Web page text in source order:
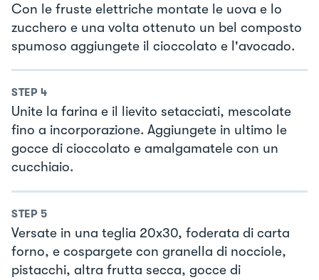
Con le fruste elettriche montate le uova e lo
zucchero e una volta ottenuto un bel composto
spumoso aggiungete il cioccolato e l'avocado.
STEP 4
Unite la farina e il lievito setacciati, mescolate
fino a incorporazione. Aggiungete in ultimo le
gocce di cioccolato e amalgamatele con un
cucchiaio.
STEP 5
Versate in una teglia 20x30, foderata di carta
forno, e cospargete con granella di nocciole,
pistacchi, altra frutta secca, gocce di